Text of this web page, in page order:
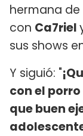
hermana de
con Ca7riel
sus shows
Y siguió: "
con el
que buen